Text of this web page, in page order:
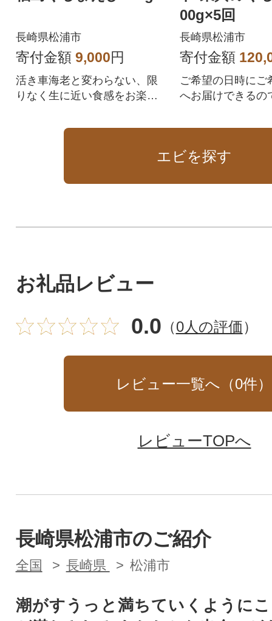
長崎県松浦市
寄付金額 9,000円
活き車海老と変わらない、限
りなく生に近い食感をお楽し
00g×5回
長崎県松浦市
寄付金額
ご希望の日時にご
へお届けできるの
エビを探す
お礼品レビュー
0.0 （0人の評価）
レビュー一覧へ（0件）
レビューTOPへ
長崎県松浦市のご紹介
全国 長崎県 松浦市
潮がすうっと満ちていくように